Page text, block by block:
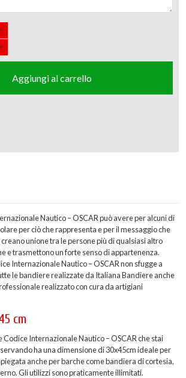
Aggiungi al carrello
Nautico – OSCAR può avere per alcuni di
per ciò che rappresenta e per il messaggio che
unione tra le persone più di qualsiasi altro
e trasmettono un forte senso di appartenenza.
Internazionale Nautico – OSCAR non sfugge a
le bandiere realizzate da Italiana Bandiere anche
realizzato con cura da artigiani
cm
Codice Internazionale Nautico – OSCAR che stai
ha una dimensione di 30x45cm ideale per
anche per barche come bandiera di cortesia,
Gli utilizzi sono praticamente illimitati.